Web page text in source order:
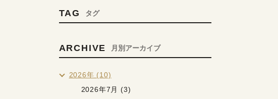
TAG タグ
ARCHIVE 月別アーカイブ
2026年 (10)
2026年7月 (3)